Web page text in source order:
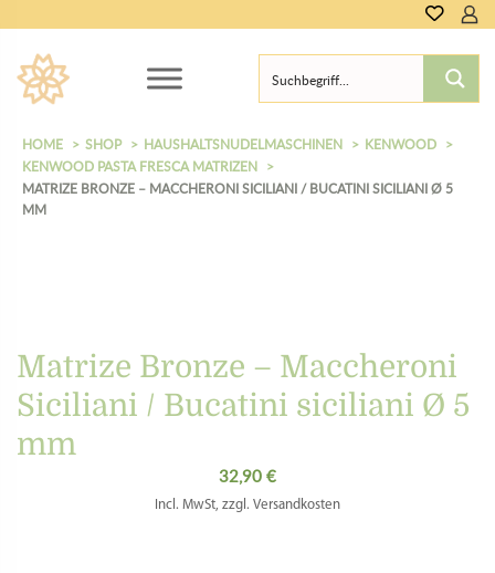
0,00
HOME SHOP HAUSHALTSNUDELMASCHINEN
KENWOOD
KENWOOD PASTA FRESCA MATRIZEN
MATRIZE BRONZE – MACCHERONI SICILIANI / BUCATINI SICILIANI Ø 5
MM
Matrize Bronze – Maccheroni
Siciliani / Bucatini siciliani Ø 5
mm
32,90 €
Incl. MwSt, zzgl. Versandkosten